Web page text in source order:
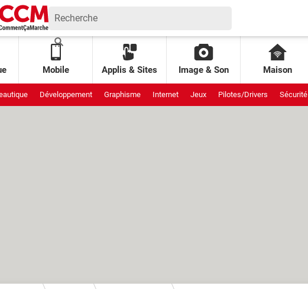
Mobile Applis & Sites Image & Son Maison
Développement Graphisme Internet Jeux Pilotes/Drivers Sécurité